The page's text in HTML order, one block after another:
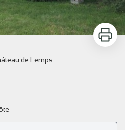
Voir l'image en plein écran
Imprimer
de Lemps